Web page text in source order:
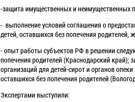
-защита имущественных и неимущественных
- выполнение условий соглашения о
детей, оставшихся без попечения
- опыт работы субъектов РФ в решении
попечения родителей (Краснодарский
организаций для детей-сирот и органов
оставшихся без попечения родителей
Экспертами выступили: